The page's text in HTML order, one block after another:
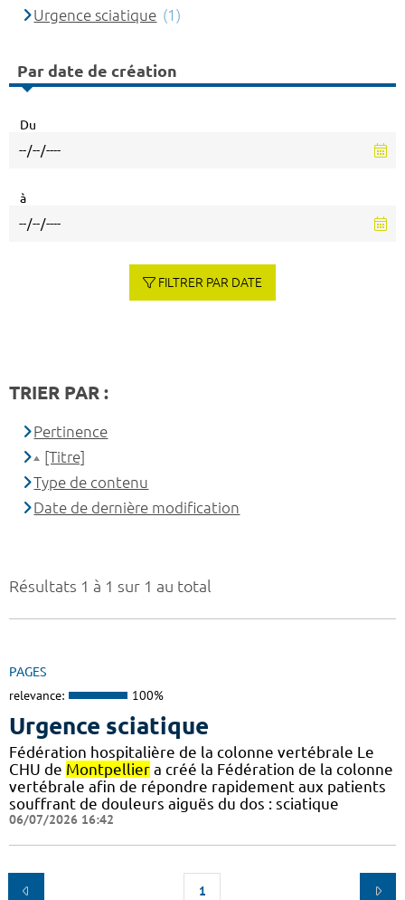
Résultats 1 à 1 sur 1 au total
PAGES
relevance: 100%
Urgence sciatique
Fédération hospitalière de la colonne vertébrale Le
CHU de Montpellier a créé la Fédération de la colonne
vertébrale afin de répondre rapidement aux patients
souffrant de douleurs aiguës du dos : sciatique
06/07/2026 16:42
1
Urgence sciatique (1)
Par date de création
Du
à
FILTRER PAR DATE
TRIER PAR :
Pertinence
[Titre]
Type de contenu
Date de dernière modification